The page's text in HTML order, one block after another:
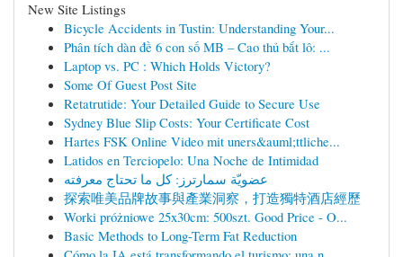
New Site Listings
Bicycle Accidents in Tustin: Understanding Your...
Phân tích dàn đề 6 con số MB – Cao thủ bắt lô: ...
Laptop vs. PC : Which Holds Victory?
Some Of Guest Post Site
Retatrutide: Your Detailed Guide to Secure Use
Sydney Blue Slip Costs: Your Certificate Cost
Hartes FSK Online Video mit uners&auml;ttliche...
Latidos en Terciopelo: Una Noche de Intimidad
عضويّة سمارترز: كل ما تحتاج معرفته
探索唯美品牌故事與產業洞察，打造獨特酒店經歷
Worki próżniowe 25x30cm: 500szt. Good Price - O...
Basic Methods to Long-Term Fat Reduction